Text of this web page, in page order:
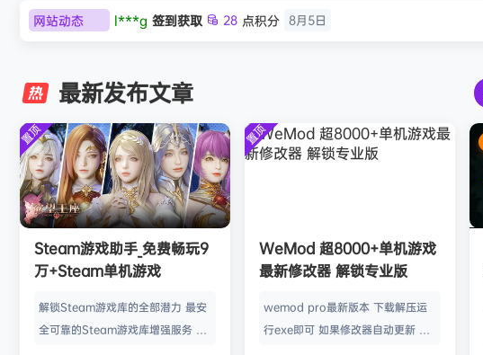
网站动态 w******g 签到获取 49 点积分 8月4日
欢迎k******2
欢迎2***5 加入本站 8月4日
欢迎h*********0 加入本站 8月3日
欢迎l*w 加入本站 8月2日
旋律 签到获取 41
欢迎y**u 加入本站
欢迎 c***s 加入本站 1小时前
欢迎V****y 3小时前
欢迎1******4 加入本站 21小时前
l***g 签到获取 点积分 8月5日
最新发布文章
置顶
Steam游戏助手_免费畅玩9
万+Steam单机游戏
解锁Steam游戏库的全部潜力 最安
全可靠的Steam游戏库增强服务 工
置顶
WeMod 超8000+单机游戏
最新修改器 解锁专业版
wemod pro最新版本 下载解压运
行exe即可 如果修改器自动更新 把